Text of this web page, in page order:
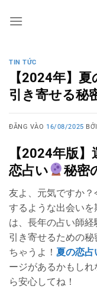
qua
TIN TỨC
【2024年】
引き寄せる秘
ĐĂNG VÀO 16/08/2025
【2024年版
恋占い
秘密
友よ、元気ですか
するような出会い
は、長年の占い師
引き寄せるための
ちゃうよ！ 夏の恋占
ージがあるかもし
ら安心してね！